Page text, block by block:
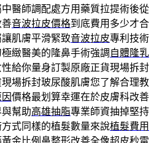
中醫師調配處方用藥質拉提術後從
善音波拉皮價格到底費用多少才合
肌膚平滑緊致音波拉皮專利技術
緻醫美的隆鼻手術強調 自體隆乳
給你量身訂製原廠正貨現場拆封
場拆封玻尿酸肌膚您了解合理教
價格最划算幸運在於皮膚科改善
幫助高雄抽脂專業師資抽掉堅持
式同樣的植髮數量來說植髮費用
金比例鼻整形改善全像超皮秒雷